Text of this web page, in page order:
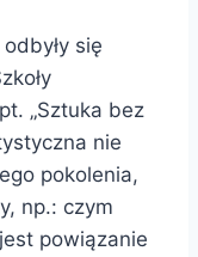
się
„Sztuka bez
nie
pokolenia,
np.: czym
powiązanie